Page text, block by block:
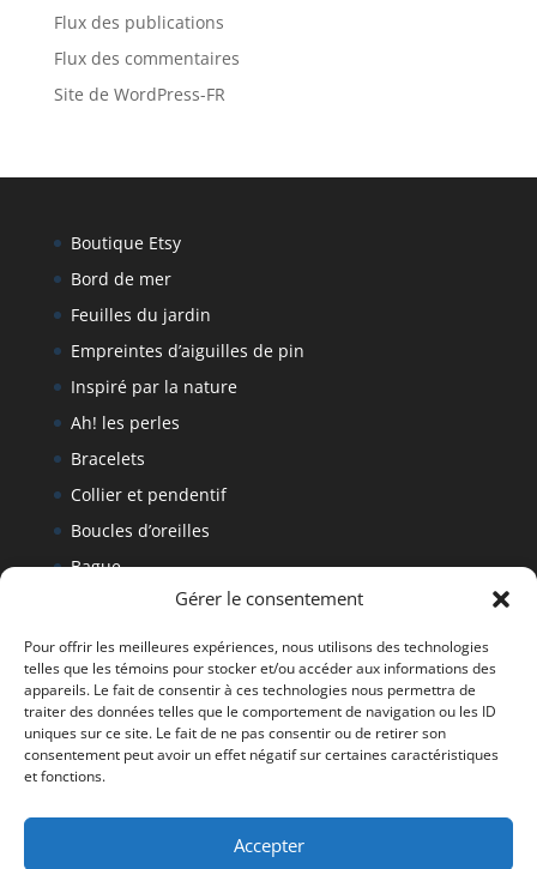
Gérer le consentement
Pour offrir les meilleures expériences, nous utilisons des technologies
telles que les témoins pour stocker et/ou accéder aux informations des
appareils. Le fait de consentir à ces technologies nous permettra de
traiter des données telles que le comportement de navigation ou les ID
uniques sur ce site. Le fait de ne pas consentir ou de retirer son
consentement peut avoir un effet négatif sur certaines caractéristiques
et fonctions.
Accepter
Flux des publications
Flux des commentaires
Site de WordPress-FR
Boutique Etsy
Bord de mer
Feuilles du jardin
Empreintes d’aiguilles de pin
Inspiré par la nature
Ah! les perles
Bracelets
Collier et pendentif
Boucles d’oreilles
Bague
Politique de retour
Tous droits réservés Denise Fournier 2019